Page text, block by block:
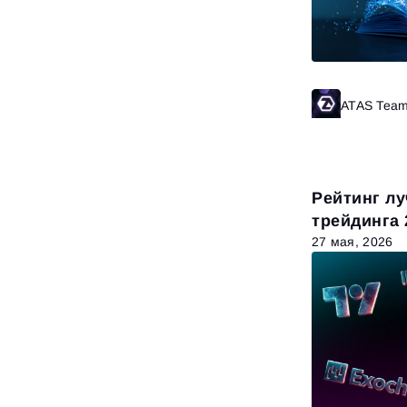
ATAS Team
Рейтинг
трейдинга
27 мая, 2026